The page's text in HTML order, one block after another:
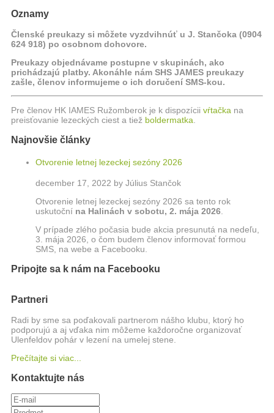
Oznamy
Členské preukazy si môžete vyzdvihnúť u J. Stančoka (0904
624 918) po osobnom dohovore.
Preukazy objednávame postupne v skupinách, ako
prichádzajú platby. Akonáhle nám SHS JAMES preukazy
zašle, členov informujeme o ich doručení SMS-kou.
Pre členov HK IAMES Ružomberok je k dispozícii vŕtačka na
preisťovanie lezeckých ciest a tiež boldermatka
Najnovšie články
Otvorenie letnej lezeckej sezóny 2026
december 17, 2022 by Július Stančok
Otvorenie letnej lezeckej sezóny 2026 sa tento rok
uskutoční na Halinách v sobotu, 2. mája 2026.
V prípade zlého počasia bude akcia presunutá na nedeľu,
3. mája 2026, o čom budem členov informovať formou
SMS, na webe a Facebooku.
Pripojte sa k nám na Facebooku
Partneri
Radi by sme sa poďakovali partnerom nášho klubu, ktorý ho
podporujú a aj vďaka nim môžeme každoročne organizovať
Ulenfeldov pohár v lezení na umelej stene.
Prečítajte si viac...
Kontaktujte nás